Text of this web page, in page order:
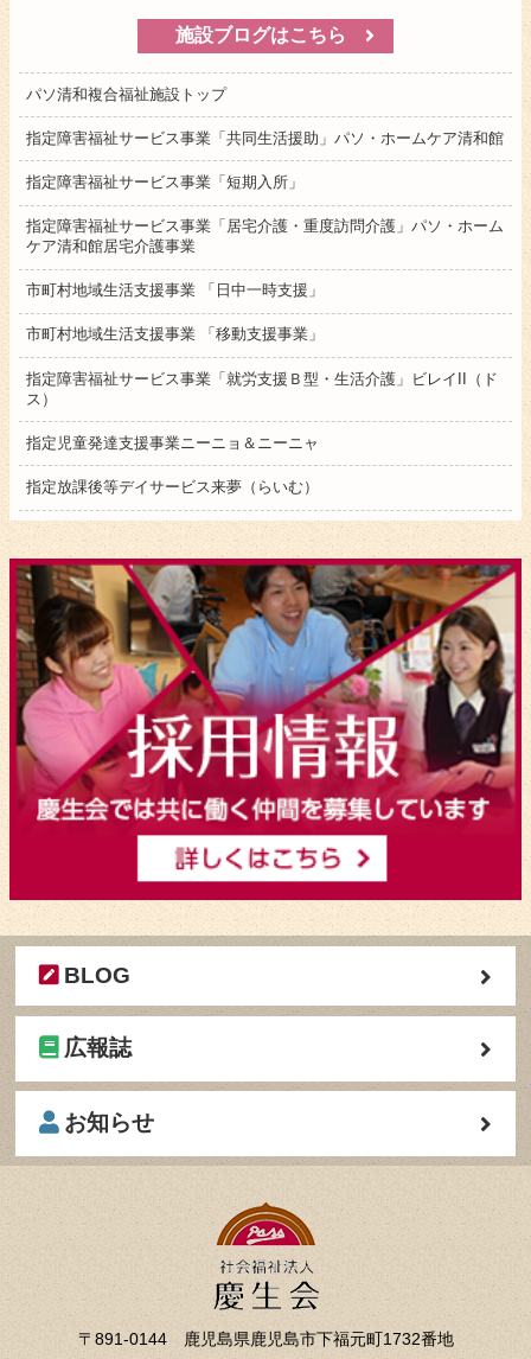
施設ブログはこちら
パソ清和複合福祉施設トップ
指定障害福祉サービス事業「共同生活援助」パソ・ホームケア清和館
指定障害福祉サービス事業「短期入所」
指定障害福祉サービス事業「居宅介護・重度訪問介護」パソ・ホーム
ケア清和館居宅介護事業
市町村地域生活支援事業 「日中一時支援」
市町村地域生活支援事業 「移動支援事業」
指定障害福祉サービス事業「就労支援Ｂ型・生活介護」ビレイII（ド
ス）
指定児童発達支援事業ニーニョ＆ニーニャ
指定放課後等デイサービス来夢（らいむ）
BLOG
広報誌
お知らせ
〒891-0144 鹿児島県鹿児島市下福元町1732番地